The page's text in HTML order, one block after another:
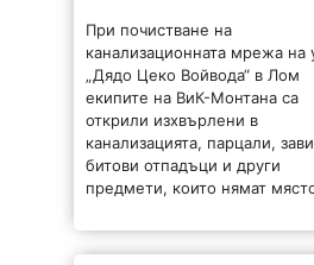
При почистване на
канализационната мрежа на
„Дядо Цеко Войвода“ в Лом
екипите на ВиК-Монтана са
открили изхвърлени в
канализацията, парцали,
битови отпадъци и други
предмети, които нямат